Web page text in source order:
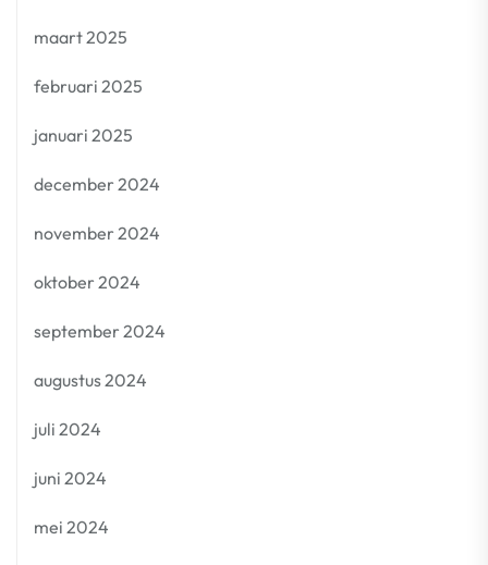
maart 2025
februari 2025
januari 2025
december 2024
november 2024
oktober 2024
september 2024
augustus 2024
juli 2024
juni 2024
mei 2024